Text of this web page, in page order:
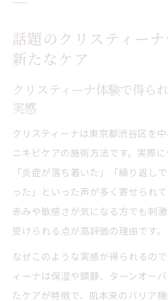
話題のクリスティー
新たなケア
クリスティーナ体験で得ら
実感
クリスティーナは東京都渋谷区を
ニキビケアの施術方法です。実際
「炎症が落ち着いた」「繰り返し
った」といった声が多く寄せられ
赤みや敏感さが気になる方でも刺
受けられる点が高評価の理由です。
なぜこのような実感が得られるの
ィーナは保湿や鎮静、ターンオー
たケアが特徴で、肌本来のバリア